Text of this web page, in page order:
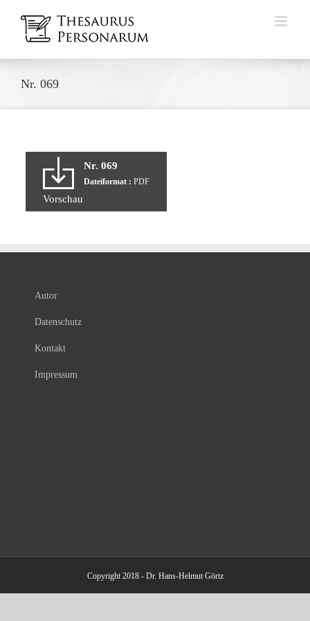
Inhalt
springen
Nr. 069
Nr. 069
Dateiformat : PDF
Vorschau
Autor
Datenschutz
Kontakt
Impressum
Copyright 2018 - Dr. Hans-Helmut Görtz